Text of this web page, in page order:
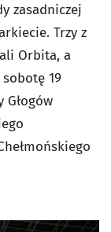
zasadniczej
Trzy z
Orbita, a
19
Głogów